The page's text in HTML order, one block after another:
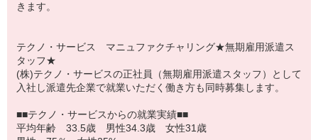
きます。
テクノ・サービス マニュファクチャリング★無期雇用派遣ス
タッフ★
(株)テクノ・サービスの正社員（無期雇用派遣スタッフ）として
入社し派遣先企業で就業いただく働き方も同時募集します。
■■テクノ・サービスからの就業実績■■
平均年齢 33.5歳 男性34.3歳 女性31歳